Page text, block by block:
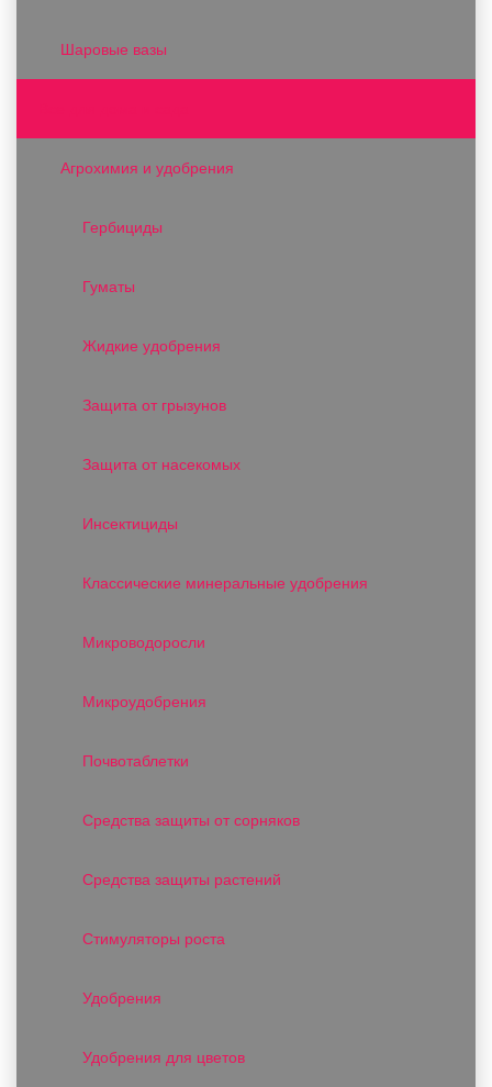
Шаровые вазы
Агрохимия и удобрения
Гербициды
Гуматы
Жидкие удобрения
Защита от грызунов
Защита от насекомых
Инсектициды
Классические минеральные удобрения
Микроводоросли
Микроудобрения
Почвотаблетки
Средства защиты от сорняков
Средства защиты растений
Стимуляторы роста
Удобрения
Удобрения для цветов